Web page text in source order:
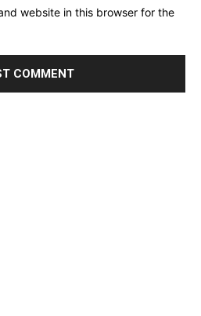
website in this browser for the